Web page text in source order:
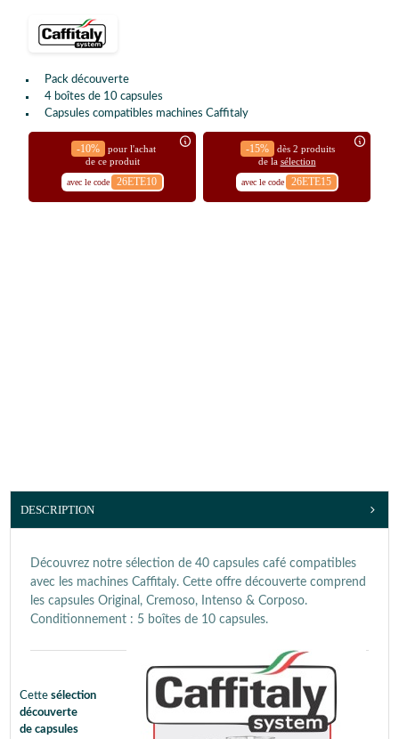
Pack découverte
4 boîtes de 10 capsules
Capsules compatibles machines Caffitaly
-10%
pour l'achat
de ce produit
avec le code 26ETE10
-15%
dès 2 produits
de la sélection
avec le code 26ETE15
DESCRIPTION
Découvrez notre sélection de 40 capsules café compatibles
avec les machines Caffitaly. Cette offre découverte comprend
les capsules Original, Cremoso, Intenso & Corposo.
Conditionnement : 5 boîtes de 10 capsules.
Cette sélection
découverte
de capsules